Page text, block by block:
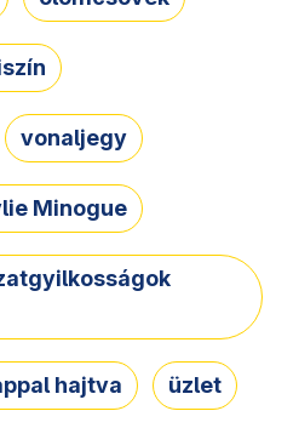
vonaljegy
Minogue
hajtva üzlet